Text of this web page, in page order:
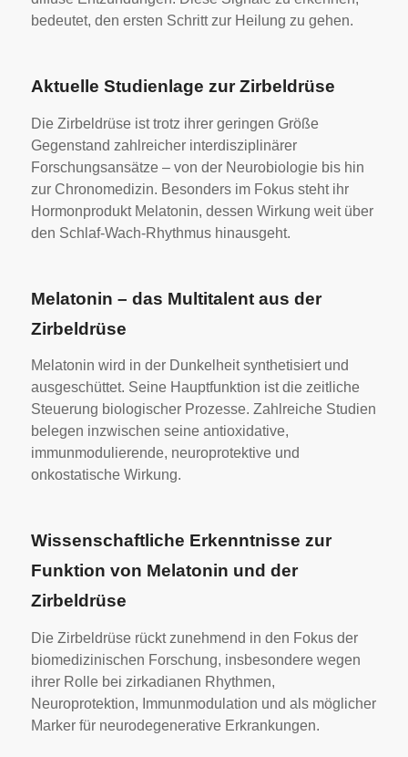
bedeutet, den ersten Schritt zur Heilung zu gehen.
Aktuelle Studienlage zur Zirbeldrüse
Die Zirbeldrüse ist trotz ihrer geringen Größe
Gegenstand zahlreicher interdisziplinärer
Forschungsansätze – von der Neurobiologie bis hin
zur Chronomedizin. Besonders im Fokus steht ihr
Hormonprodukt Melatonin, dessen Wirkung weit über
den Schlaf-Wach-Rhythmus hinausgeht.
Melatonin – das Multitalent aus der
Zirbeldrüse
Melatonin wird in der Dunkelheit synthetisiert und
ausgeschüttet. Seine Hauptfunktion ist die zeitliche
Steuerung biologischer Prozesse. Zahlreiche Studien
belegen inzwischen seine antioxidative,
immunmodulierende, neuroprotektive und
onkostatische Wirkung.
Wissenschaftliche Erkenntnisse zur
Funktion von Melatonin und der
Zirbeldrüse
Die Zirbeldrüse rückt zunehmend in den Fokus der
biomedizinischen Forschung, insbesondere wegen
ihrer Rolle bei zirkadianen Rhythmen,
Neuroprotektion, Immunmodulation und als möglicher
Marker für neurodegenerative Erkrankungen.